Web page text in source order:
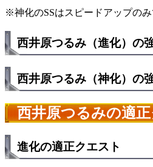
※神化のSSはスピードアップの
西井原つるみ（進化）の
西井原つるみ（神化）の
西井原つるみの適
進化の適正クエスト